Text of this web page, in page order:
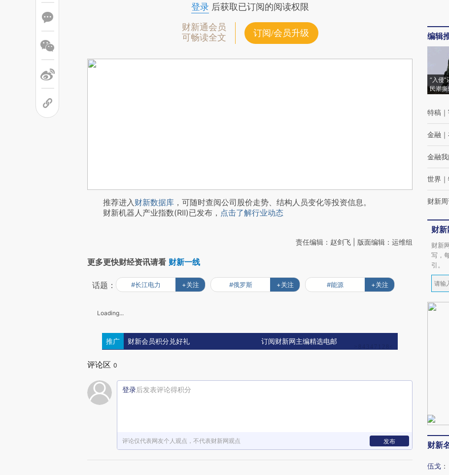
登录后获取已订阅的阅读权限
财新通会员
可畅读全文
订阅/会员升级
推荐进入财新数据库 ，可随时查阅公司股价走势、结构人员变化等投资信息。
财新机器人产业指数(RII)已发布， 点击了解行业动态
责任编辑：赵剑飞 | 版面编辑：运维组
更多更快财经资讯请看 财新一线
话题： #长江电力 +关注 #俄罗斯 +关注 #能源 +关注
Loading...
推广 财新会员积分兑好礼 订阅财新网主编精选电邮
评论区 0
登录后发表评论得积分
评论仅代表网友个人观点，不代表财新网观点 发布
编辑
“入侵”
民潮撕
特稿 ｜
金融 ｜
金融我
世界 ｜
财新
财
财新
写，
引。
财新
伍戈 ：